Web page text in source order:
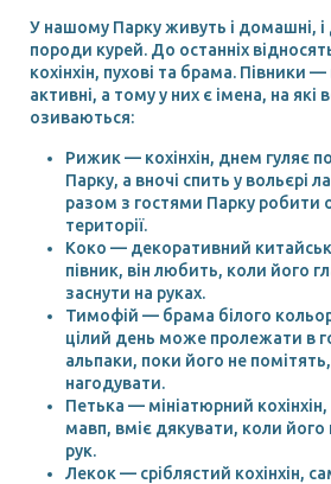
У нашому Парку живуть і домашні, і
породи курей. До останніх
кохінхін, пухові та брама. Півники
активні, а тому у них є імена, на які
озиваються:
Рижик — кохінхін, днем гуляє
Парку, а вночі спить у вольєрі
разом з гостями Парку робити
території.
Коко — декоративний
півник, він любить, коли його
заснути на руках.
Тимофій — брама білого
цілий день може пролежати в
альпаки, поки його не
нагодувати.
Петька — мініатюрний кохінхін,
мавп, вміє дякувати, коли його
рук.
Лекок — сріблястий кохінхін,